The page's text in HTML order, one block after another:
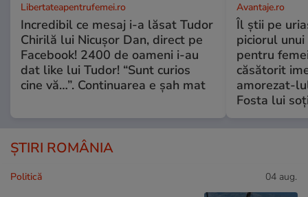
Libertateapentrufemei.ro
Incredibil ce mesaj i-a lăsat Tudor
Chirilă lui Nicușor Dan, direct pe
Facebook! 2400 de oameni i-au
dat like lui Tudor! “Sunt curios
cine vă…”. Continuarea e șah mat
Avantaje.ro
Îl știi pe
piciorul
pentru
căsătorit
amorezat-
Fosta lui
ȘTIRI ROMÂNIA
Politică 04 aug.